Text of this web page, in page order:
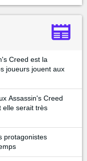
Creed est la
joueurs jouent aux
Assassin's Creed
elle serait très
protagonistes